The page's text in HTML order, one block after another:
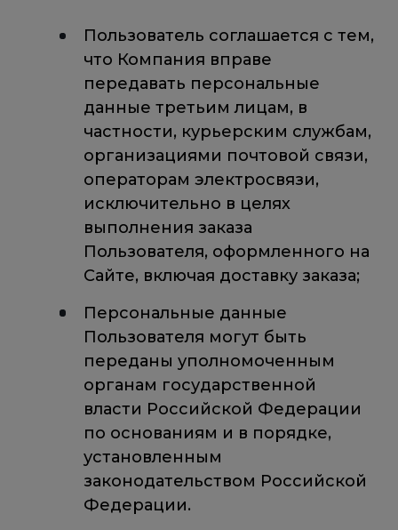
Пользователь соглашается с тем,
что Компания вправе
передавать персональные
данные третьим лицам, в
частности, курьерским службам,
организациями почтовой связи,
операторам электросвязи,
исключительно в целях
выполнения заказа
Пользователя, оформленного на
Сайте, включая доставку заказа;
Персональные данные
Пользователя могут быть
переданы уполномоченным
органам государственной
власти Российской Федерации
по основаниям и в порядке,
установленным
законодательством Российской
Федерации.